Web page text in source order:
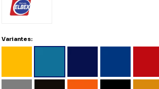
Variantes: